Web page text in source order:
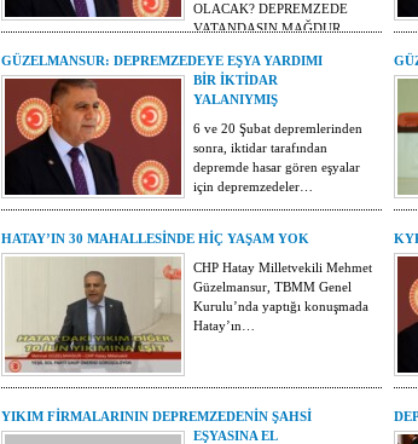
OLACAK? DEPREMZEDE
VATANDAŞIN MAĞDUR…
GÜZELMANSUR: DEPREMZEDEYE EŞYA YARDIMI
BİR İKTİDAR
YALANIYMIŞ
6 ve 20 Şubat depremlerinden
sonra, iktidar tarafından
depremde hasar gören eşyalar
için depremzedeler…
HATAY’IN 30 MAHALLESİNDE HİÇ YAŞAM YOK
CHP Hatay Milletvekili Mehmet
Güzelmansur, TBMM Genel
Kurulu’nda yaptığı konuşmada
Hatay’ın…
YIKIM FİRMALARININ DEPREMZEDENİN ŞAHSİ
EŞYASINA EL